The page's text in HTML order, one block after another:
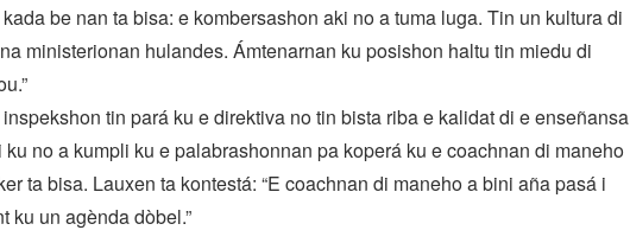
be nan ta bisa: e kombersashon aki no a tuma luga. Tin un kultura di
ministerionan hulandes. Ámtenarnan ku posishon haltu tin miedu di
tin pará ku e direktiva no tin bista riba e kalidat di e enseñansa
ku no a kumpli ku e palabrashonnan pa koperá ku e coachnan di maneho
ta bisa. Lauxen ta kontestá: “E coachnan di maneho a bini aña pasá i
ku un agènda dòbel.”